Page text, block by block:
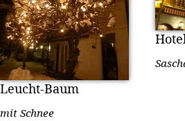
Leucht-Baum
mit Schnee